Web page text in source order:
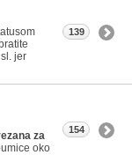
jer
139
za
oko
154